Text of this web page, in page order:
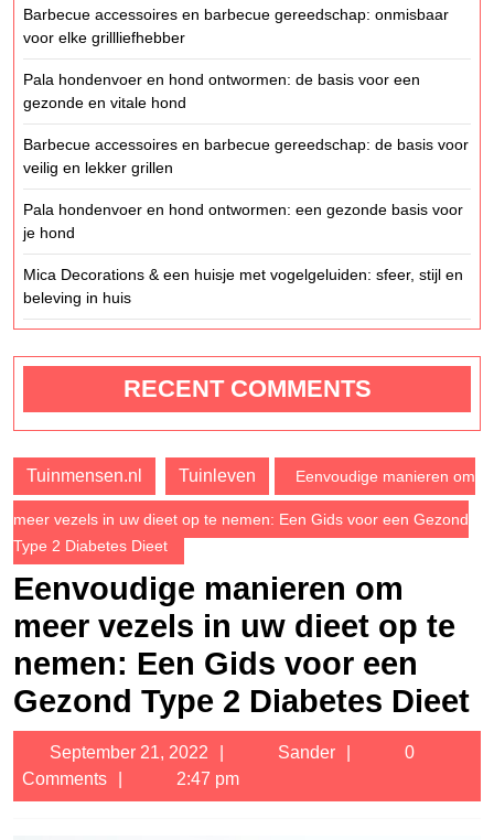
Barbecue accessoires en barbecue gereedschap: onmisbaar
voor elke grillliefhebber
Pala hondenvoer en hond ontwormen: de basis voor een
gezonde en vitale hond
Barbecue accessoires en barbecue gereedschap: de basis voor
veilig en lekker grillen
Pala hondenvoer en hond ontwormen: een gezonde basis voor
je hond
Mica Decorations & een huisje met vogelgeluiden: sfeer, stijl en
beleving in huis
RECENT COMMENTS
Tuinmensen.nl Tuinleven Eenvoudige manieren om
meer vezels in uw dieet op te nemen: Een Gids voor een Gezond
Type 2 Diabetes Dieet
Eenvoudige manieren om
meer vezels in uw dieet op te
nemen: Een Gids voor een
Gezond Type 2 Diabetes Dieet
September 21, 2022
September
2022
Sander Sander
0
Comments
2:47 pm